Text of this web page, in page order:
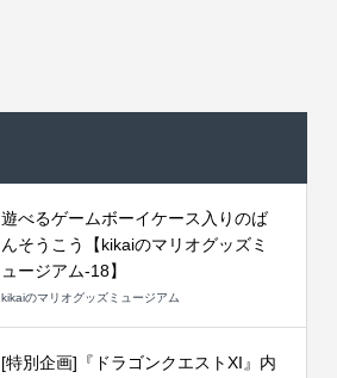
遊べるゲームボーイケース入りのば
んそうこう【kikaiのマリオグッズミ
ュージアム-18】
kikaiのマリオグッズミュージアム
[特別企画]『ドラゴンクエストXI』内